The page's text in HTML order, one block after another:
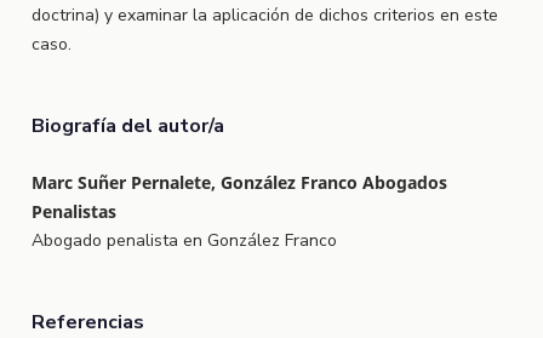
doctrina) y examinar la aplicación de dichos criterios en este
caso.
Biografía del autor/a
Marc Suñer Pernalete, González Franco Abogados
Penalistas
Abogado penalista en González Franco
Referencias